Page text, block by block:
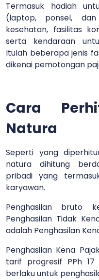
Termasuk hadiah
(laptop, ponsel,
kesehatan, fasilitas
serta kendaraan
Itulah beberapa jenis
dikenai pemotongan
Cara
Natura
Seperti yang
natura dihitung
pribadi yang
karyawan.
Penghasilan bruto
Penghasilan Tidak
adalah Penghasilan
Penghasilan Kena
tarif progresif PPh
berlaku untuk